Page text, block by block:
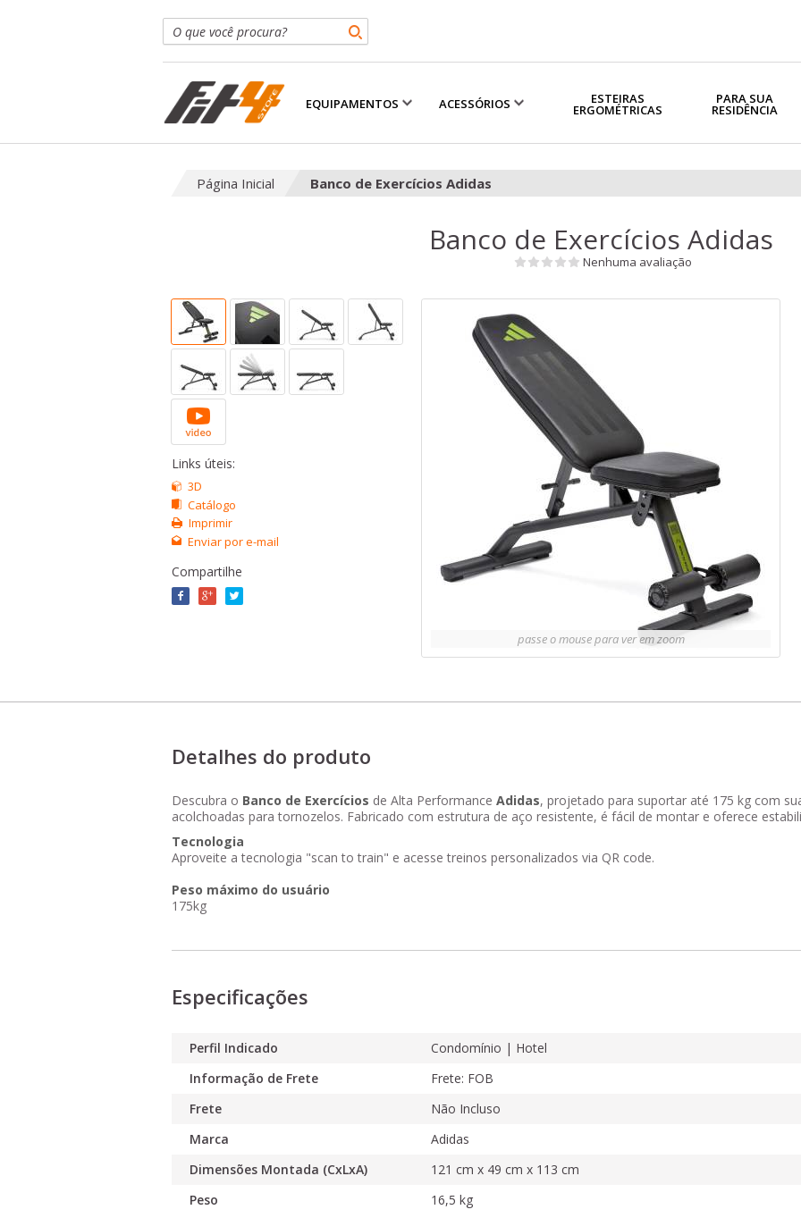
EQUIPAMENTOS ACESSÓRIOS ESTEIRAS
ERGOMÉTRICAS
PARA SUA
RESIDÊNCIA
Página Inicial Banco de Exercícios Adidas
Banco de Exercícios Adidas
Nenhuma avaliação
passe o mouse para ver em zoom
Links úteis:
3D
Catálogo
Imprimir
Enviar por e-mail
Compartilhe
Detalhes do produto
Descubra o Banco de Exercícios de Alta Performance Adidas, projetado para suportar até 175 kg com
acolchoadas para tornozelos. Fabricado com estrutura de aço resistente, é fácil de montar e oferece
Tecnologia
Aproveite a tecnologia "scan to train" e acesse treinos personalizados via QR code.
Peso máximo do usuário
175kg
Especificações
Perfil Indicado
Condomínio | Hotel
Informação de Frete
Frete: FOB
Frete
Não Incluso
Marca
Adidas
Dimensões Montada (CxLxA)
121 cm x 49 cm x 113 cm
Peso
16,5 kg